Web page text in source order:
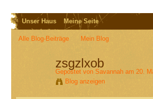
Unser Haus Meine Seite
Alle Blog-Beiträge Mein Blog
zsgzlxob
Gepostet von Savannaham 20.
Blog anzeigen